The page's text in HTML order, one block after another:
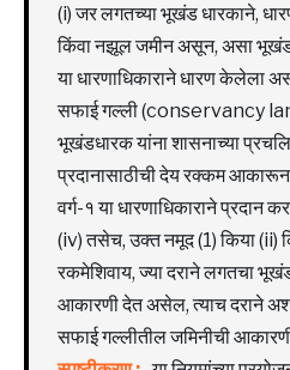
(i) जर लगतच्या भूखंड धारकाने,
किंवा नझूल जमीन असून, असा भूखंड
या धारणाधिकाराने धारण केलेला
सफाई गल्ली (conservancy
भूखंडधारक यांना शासनाच्या
प्रदानासाठीची देय रक्कम
वर्ग-१ या धारणाधिकाराने प्रदान
(iv) तसेच, उक्त नमूद (1) किया (ii)
रकमेशिवाय, ज्या दराने लगतचा
आकारणी देत असेल, त्याच दराने
सफाई गल्लीतील जमिनीची